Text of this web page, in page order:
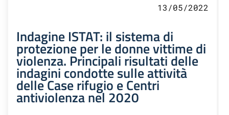
13/05/2022
Indagine ISTAT: il sistema di
protezione per le donne vittime di
violenza. Principali risultati delle
indagini condotte sulle attività
delle Case rifugio e Centri
antiviolenza nel 2020